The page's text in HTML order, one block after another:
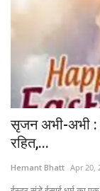
सृजन अभी-अभी :
रहित,...
Hemant Bhatt Apr 20,